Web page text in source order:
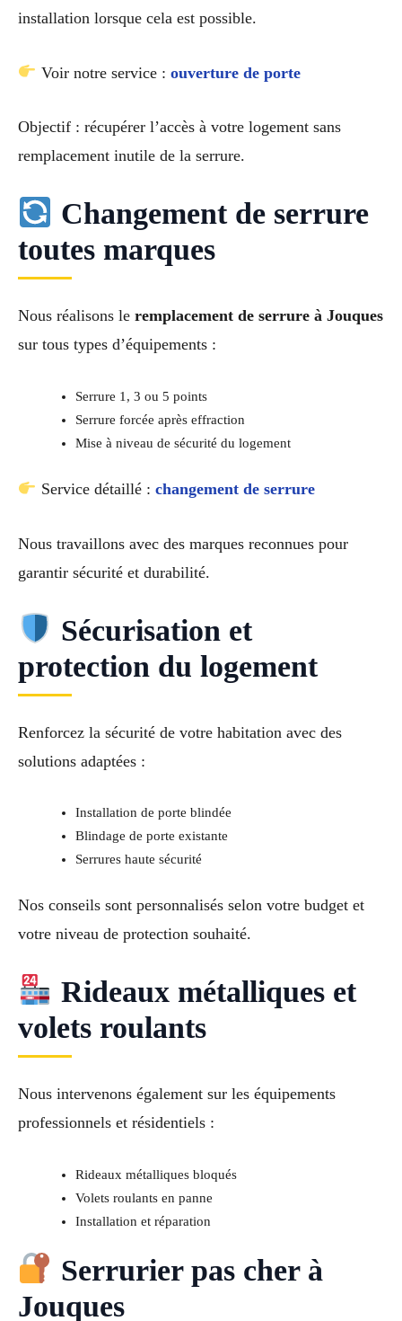
installation lorsque cela est possible.
Voir notre service : ouverture de porte
Objectif : récupérer l’accès à votre logement sans
remplacement inutile de la serrure.
Changement de serrure
toutes marques
Nous réalisons le remplacement de serrure à Jouques
sur tous types d’équipements :
Serrure 1, 3 ou 5 points
Serrure forcée après effraction
Mise à niveau de sécurité du logement
Service détaillé : changement de serrure
Nous travaillons avec des marques reconnues pour
garantir sécurité et durabilité.
Sécurisation et
protection du logement
Renforcez la sécurité de votre habitation avec des
solutions adaptées :
Installation de porte blindée
Blindage de porte existante
Serrures haute sécurité
Nos conseils sont personnalisés selon votre budget et
votre niveau de protection souhaité.
Rideaux métalliques et
volets roulants
Nous intervenons également sur les équipements
professionnels et résidentiels :
Rideaux métalliques bloqués
Volets roulants en panne
Installation et réparation
Serrurier pas cher à
Jouques